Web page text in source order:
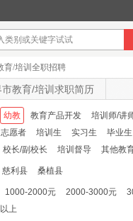
育/培训全职招聘
教育/培训求职简历
幼教 教育产品开发
培训师/讲
志愿者 培训生 实习生
毕业生
校长/副校长 培训督导 其他教
慈利县 桑植县
1000-2000元 2000-3000元
上